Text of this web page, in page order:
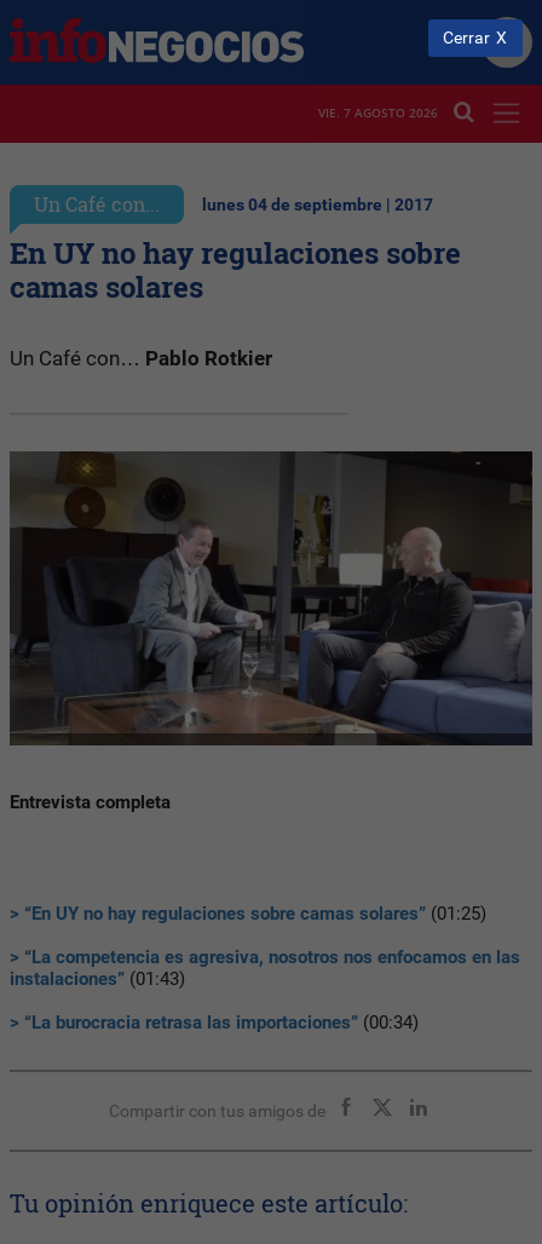
VIE. 7 AGOSTO 2026
Un Café con... lunes 04 de septiembre | 2017
En UY no hay regulaciones sobre
camas solares
Un Café con… Pablo Rotkier
Entrevista completa
> “En UY no hay regulaciones sobre camas solares” (01:25)
> “La competencia es agresiva, nosotros nos enfocamos en las
instalaciones” (01:43)
> “La burocracia retrasa las importaciones” (00:34)
Compartir con tus amigos de
Tu opinión enriquece este artículo:
Cerrar